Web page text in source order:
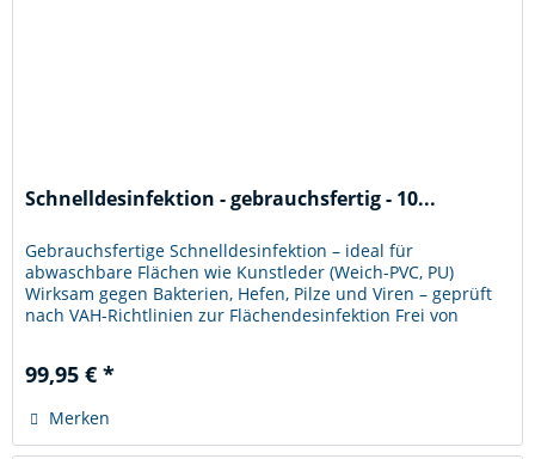
Schnelldesinfektion - gebrauchsfertig - 10...
Gebrauchsfertige Schnelldesinfektion – ideal für
abwaschbare Flächen wie Kunstleder (Weich-PVC, PU)
Wirksam gegen Bakterien, Hefen, Pilze und Viren – geprüft
nach VAH-Richtlinien zur Flächendesinfektion Frei von
99,95 € *
Merken